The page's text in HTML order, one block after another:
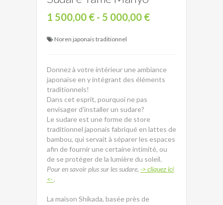
1 500,00 € - 5 000,00 €
Noren japonais traditionnel
Donnez à votre intérieur une ambiance
japonaise en y intégrant des éléments
traditionnels!
Dans cet esprit, pourquoi ne pas
envisager d'installer un sudare?
Le sudare est une forme de store
traditionnel japonais fabriqué en lattes de
bambou, qui servait à séparer les espaces
afin de fournir une certaine intimité, ou
de se protéger de la lumière du soleil.
Pour en savoir plus sur les sudare, -> cliquez ici
<-.
La maison Shikada, basée près de